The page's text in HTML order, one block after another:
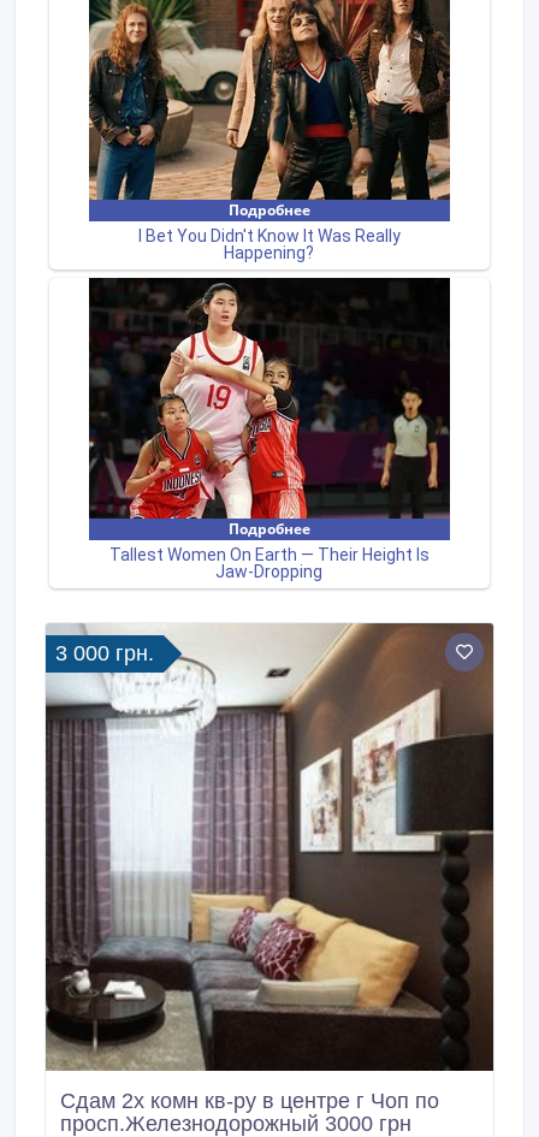
3 000 грн.
Сдам 2х комн кв-ру в центре г Чоп по
просп.Железнодорожный 3000 грн